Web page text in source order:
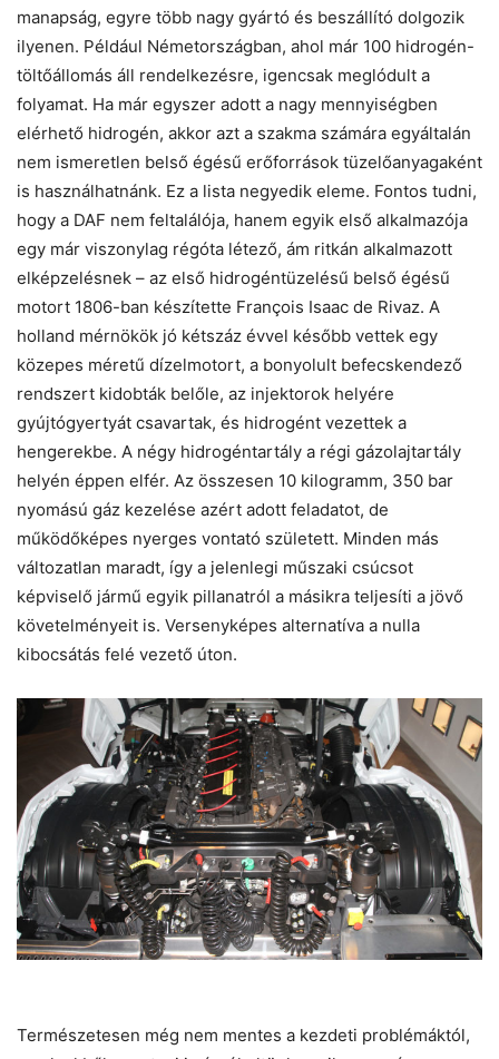
manapság, egyre több nagy gyártó és beszállító dolgozik
ilyenen. Például Németországban, ahol már 100 hidrogén-
töltőállomás áll rendelkezésre, igencsak meglódult a
folyamat. Ha már egyszer adott a nagy mennyiségben
elérhető hidrogén, akkor azt a szakma számára egyáltalán
nem ismeretlen belső égésű erőforrások tüzelőanyagaként
is használhatnánk. Ez a lista negyedik eleme. Fontos tudni,
hogy a DAF nem feltalálója, hanem egyik első alkalmazója
egy már viszonylag régóta létező, ám ritkán alkalmazott
elképzelésnek – az első hidrogéntüzelésű belső égésű
motort 1806-ban készítette François Isaac de Rivaz. A
holland mérnökök jó kétszáz évvel később vettek egy
közepes méretű dízelmotort, a bonyolult befecskendező
rendszert kidobták belőle, az injektorok helyére
gyújtógyertyát csavartak, és hidrogént vezettek a
hengerekbe. A négy hidrogéntartály a régi gázolajtartály
helyén éppen elfér. Az összesen 10 kilogramm, 350 bar
nyomású gáz kezelése azért adott feladatot, de
működőképes nyerges vontató született. Minden más
változatlan maradt, így a jelenlegi műszaki csúcsot
képviselő jármű egyik pillanatról a másikra teljesíti a jövő
követelményeit is. Versenyképes alternatíva a nulla
kibocsátás felé vezető úton.
Természetesen még nem mentes a kezdeti problémáktól,